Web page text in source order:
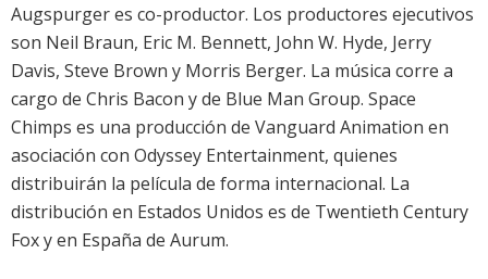
Augspurger es co-productor. Los productores ejecutivos
son Neil Braun, Eric M. Bennett, John W. Hyde, Jerry
Davis, Steve Brown y Morris Berger. La música corre a
cargo de Chris Bacon y de Blue Man Group. Space
Chimps es una producción de Vanguard Animation en
asociación con Odyssey Entertainment, quienes
distribuirán la película de forma internacional. La
distribución en Estados Unidos es de Twentieth Century
Fox y en España de Aurum.